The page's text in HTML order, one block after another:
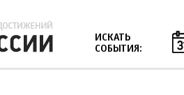
ИСКАТЬ
СОБЫТИЯ: